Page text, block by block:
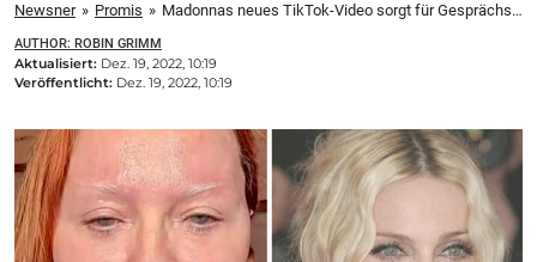
Newsner » Promis » Madonnas neues TikTok-Video sorgt für Gesprächsstoff - Kritik an Aussehen der Sängerin
AUTHOR: ROBIN GRIMM
Aktualisiert: Dez. 19, 2022, 10:19
Veröffentlicht: Dez. 19, 2022, 10:19